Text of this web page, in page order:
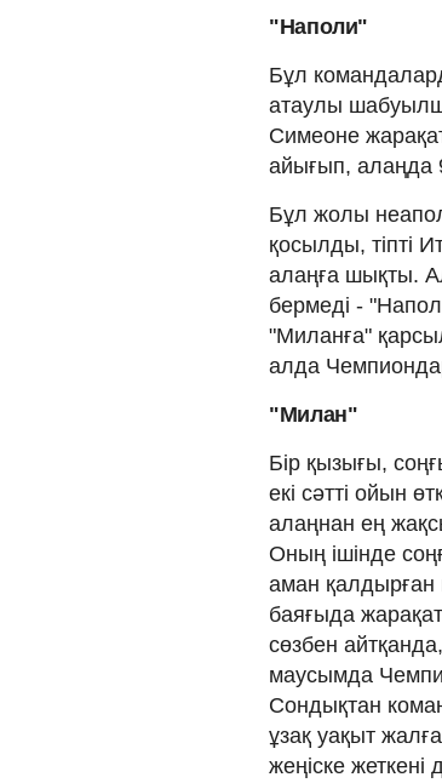
"Наполи"
Бұл
атаулы
Симеоне
айығып, алаңда
Бұл жолы
қосылды, тіпті
алаңға шықты.
бермеді -
"Миланға"
алда
"Милан"
Бір қызығы,
екі сәтті ойын
алаңнан ең
Оның ішінде
аман қалдырған
баяғыда
сөзбен
маусымда
Сондықтан
ұзақ уақыт
жеңіске жеткені